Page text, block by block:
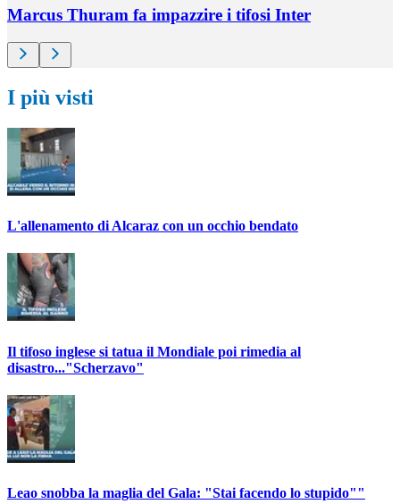
Marcus Thuram fa impazzire i tifosi Inter
I più visti
L'allenamento di Alcaraz con un occhio bendato
Il tifoso inglese si tatua il Mondiale poi rimedia al
disastro..."Scherzavo"
Leao snobba la maglia del Gala: "Stai facendo lo stupido""